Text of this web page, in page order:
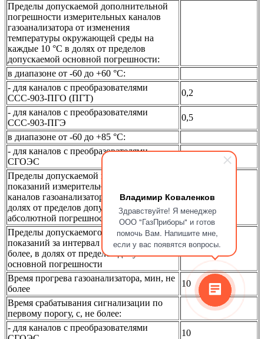
Владимир Коваленков
Здравствуйте! Я менеджер
ООО "ГазПриборы" и готов
помочь Вам. Напишите мне,
если у вас появятся вопросы.
Пределы допускаемой дополнительной
погрешности измерительных каналов
газоанализатора от изменения
температуры окружающей среды на
каждые 10 °C в долях от пределов
допускаемой основной погрешности:
в диапазоне от -60 до +60 °C:
- для каналов с преобразователями
ССС-903-ПГО (ПГТ)
0,2
- для каналов с преобразователями
ССС-903-ПГЭ
0,5
в диапазоне от -60 до +85 °C:
- для каналов с преобразователями
СГОЭС
Пределы допускаемой вариации
показаний измерительных
каналов газоанализатора СГАЭС-ТГМ в
долях от пределов допускаемой основной
абсолютной погрешности
0,5
Пределы допускаемого изменения
показаний за интервал времени 24 ч, не
более, в долях от пределов допускаемой
основной погрешности
0,5
Время прогрева газоанализатора, мин, не
более
10
Время срабатывания сигнализации по
первому порогу, с, не более:
- для каналов с преобразователями
10